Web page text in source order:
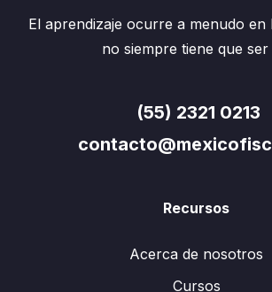
El aprendizaje ocurre a menudo en
no siempre tiene que ser
(55) 2321 0213
Recursos
Acerca de nosotros
Cursos